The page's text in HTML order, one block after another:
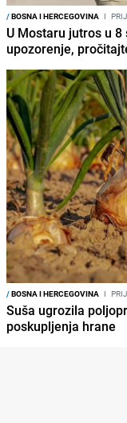
/BOSNA I HERCEGOVINA I
U Mostaru jutros u 8
upozorenje,
/BOSNA I HERCEGOVINA I
Suša ugrozila
poskupljenja hrane